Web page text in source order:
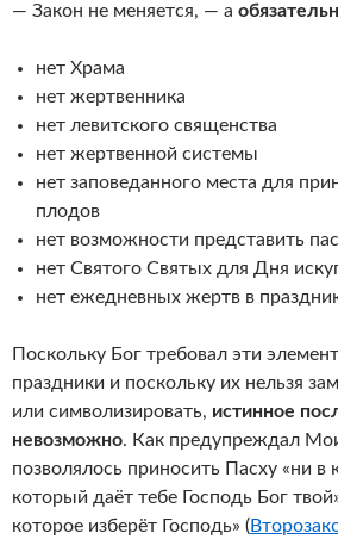
— Закон не меняется, — а
нет Храма
нет жертвенника
нет левитского священства
нет жертвенной системы
нет заповеданного места для
плодов
нет возможности представить
нет Святого Святых для Дня
нет ежедневных жертв в
Поскольку Бог требовал эти
праздники и поскольку их нельзя
или символизировать, истинное
невозможно. Как предупреждал
позволялось приносить Пасху «ни в
который даёт тебе Господь Бог
которое изберёт Господь» (